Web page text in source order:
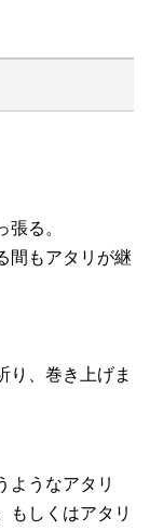
る。
間もアタリが継
、巻き上げま
ようなアタリ
もしくはアタリ